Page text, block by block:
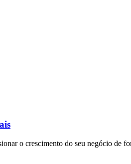
o crescimento do seu negócio de